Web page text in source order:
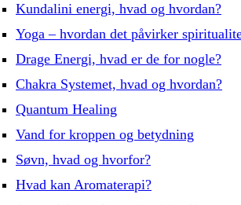
Kundalini energi, hvad og hvordan?
Yoga – hvordan det påvirker
Drage Energi, hvad er de for nogle?
Chakra Systemet, hvad og hvordan?
Quantum Healing
Vand for kroppen og betydning
Søvn, hvad og hvorfor?
Hvad kan Aromaterapi?